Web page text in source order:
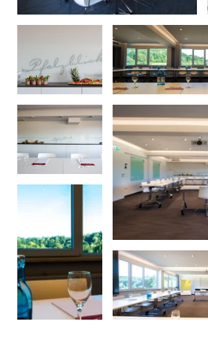
Das Wald Spa Resort
Zimmer & Preise